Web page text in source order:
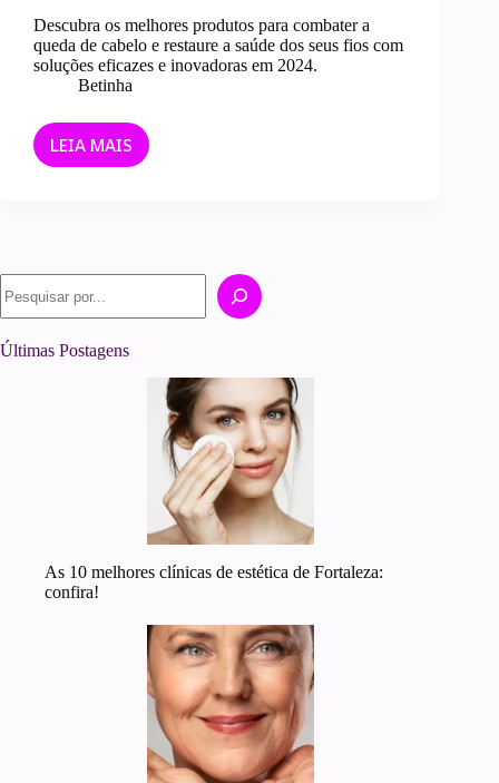
Descubra os melhores produtos para combater a
queda de cabelo e restaure a saúde dos seus fios com
soluções eficazes e inovadoras em 2024.
Betinha
LEIA MAIS
MELHORES
QUEDA
DE
CABELO
EM
2024
Últimas Postagens
As 10 melhores clínicas de estética de Fortaleza:
confira!